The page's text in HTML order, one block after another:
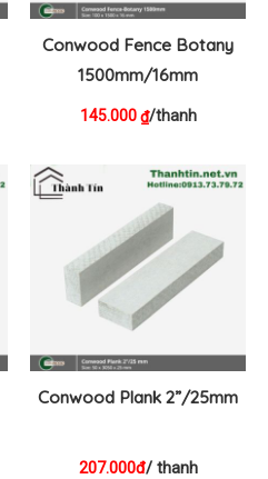
Conwood Fence Botany
1500mm/16mm
145.000₫/thanh
Conwood Plank 2”/25mm
207.000đ/ thanh